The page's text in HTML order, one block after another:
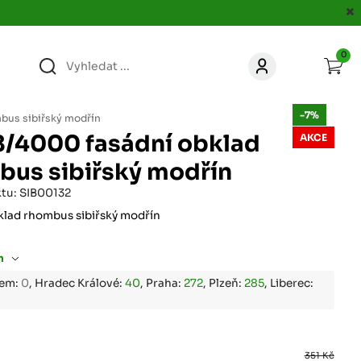
sibiřský modřín
4000 fasádní obklad
sibiřský modřín
SIB00132
rhombus sibiřský modřín
0, Hradec Králové: 40, Praha: 272, Plzeň: 285, Liberec:
-7%
AKCE
351 Kč
0
jacer.cz
KONTAKT
KONTAKT